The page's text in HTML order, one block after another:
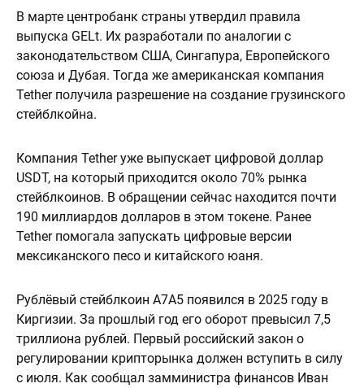
В марте центробанк страны утвердил правила
выпуска GELt. Их разработали по аналогии с
законодательством США, Сингапура, Европейского
союза и Дубая. Тогда же американская компания
Tether получила разрешение на создание грузинского
стейблкойна.
Компания Tether уже выпускает цифровой доллар
USDT, на который приходится около 70% рынка
стейблкоинов. В обращении сейчас находится почти
190 миллиардов долларов в этом токене. Ранее
Tether помогала запускать цифровые версии
мексиканского песо и китайского юаня.
Рублёвый стейблкоин A7A5 появился в 2025 году в
Киргизии. За прошлый год его оборот превысил 7,5
триллиона рублей. Первый российский закон о
регулировании крипторынка должен вступить в силу
с июля. Как сообщал замминистра финансов Иван